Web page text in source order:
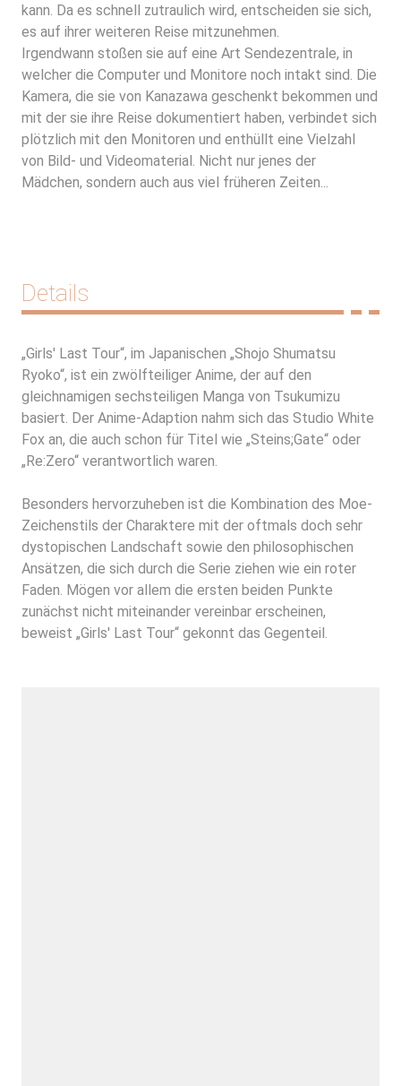
kann. Da es schnell zutraulich wird, entscheiden sie sich,
es auf ihrer weiteren Reise mitzunehmen.
Irgendwann stoßen sie auf eine Art Sendezentrale, in
welcher die Computer und Monitore noch intakt sind. Die
Kamera, die sie von Kanazawa geschenkt bekommen und
mit der sie ihre Reise dokumentiert haben, verbindet sich
plötzlich mit den Monitoren und enthüllt eine Vielzahl
von Bild- und Videomaterial. Nicht nur jenes der
Mädchen, sondern auch aus viel früheren Zeiten...
Details
„Girls' Last Tour“, im Japanischen „Shojo Shumatsu
Ryoko“, ist ein zwölfteiliger Anime, der auf den
gleichnamigen sechsteiligen Manga von Tsukumizu
basiert. Der Anime-Adaption nahm sich das Studio White
Fox an, die auch schon für Titel wie „Steins;Gate“ oder
„Re:Zero“ verantwortlich waren.
Besonders hervorzuheben ist die Kombination des Moe-
Zeichenstils der Charaktere mit der oftmals doch sehr
dystopischen Landschaft sowie den philosophischen
Ansätzen, die sich durch die Serie ziehen wie ein roter
Faden. Mögen vor allem die ersten beiden Punkte
zunächst nicht miteinander vereinbar erscheinen,
beweist „Girls' Last Tour“ gekonnt das Gegenteil.